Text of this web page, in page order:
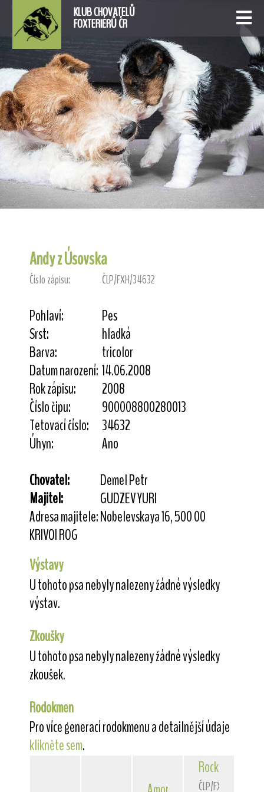
KLUB CHOVATELŮ
FOXTERIÉRŮ ČR
Andy z Úsovska
Číslo zápisu: ČLP/FXH/34632
Pohlaví:
Pes
Srst:
hladká
Barva:
tricolor
Datum narození: 14.06.2008
Rok zápisu:
2008
Číslo čipu:
900008800280013
Tetovací číslo:
34632
Úhyn:
Ano
Chovatel:
Demel Petr
Majitel:
GUDZEV YURI
Adresa majitele:Nobelevskaya 16, 500 00
KRIVOI ROG
Výstavy
U tohoto psa nebyly nalezeny žádné výsledky
výstav.
Zkoušky
U tohoto psa nebyly nalezeny žádné výsledky
zkoušek.
Rodokmen
Pro více generací rodokmenu a detailnější údaje
klikněte sem.
Rocky
ČLP/FXH/24363